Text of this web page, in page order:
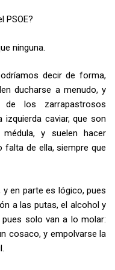
PSOE?
ninguna.
decir de forma,
ducharse a menudo, y
los zarrapastrosos
izquierda caviar, que son
y suelen hacer
de ella, siempre que
en parte es lógico, pues
a las putas, el alcohol y
solo van a lo molar:
cosaco, y empolvarse la